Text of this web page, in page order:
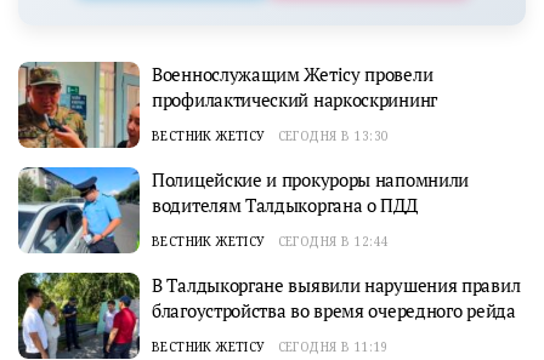
Военнослужащим Жетісу провели
профилактический наркоскрининг
ВЕСТНИК ЖЕТІСУ СЕГОДНЯ В 13:30
Полицейские и прокуроры напомнили
водителям Талдыкоргана о ПДД
ВЕСТНИК ЖЕТІСУ СЕГОДНЯ В 12:44
В Талдыкоргане выявили нарушения правил
благоустройства во время очередного рейда
ВЕСТНИК ЖЕТІСУ СЕГОДНЯ В 11:19